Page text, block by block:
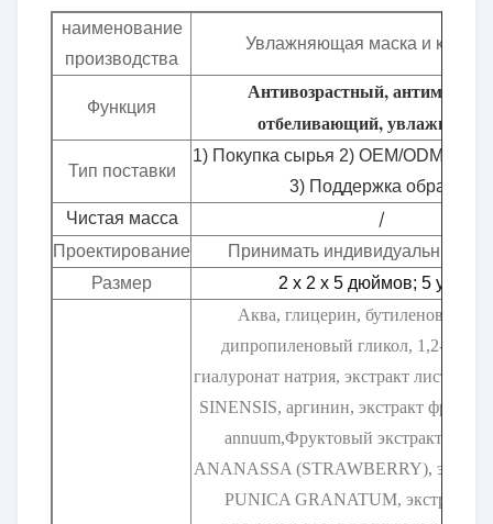
наименование
производства
Увлажняющая маска и крем 2
Функция
Антивозрастный,
отбеливающий,
Тип поставки
1) Покупка сырья 2) OEM/ODM<
3) Поддержка образца
Чистая масса
/
Проектирование
Принимать индивидуальные
Размер
2 х 2 х 5 дюймов; 5 унций
Аква, глицерин, бутиленовый
дипропиленовый гликол, 1,2-
гиалуронат натрия, экстракт листьев
SINENSIS, аргинин, экстракт
annuum,Фруктовый экстракт
ANANASSA (STRAWBERRY),
PUNICA GRANATUM, экстракт